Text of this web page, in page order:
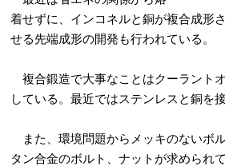
着せずに、インコネルと銅が複合成形
せる先端成形の開発も行われている。
複合鍛造で大事なことはクーラント
している。最近ではステンレスと銅を
また、環境問題からメッキのないボ
タン合金のボルト、ナットが求められ